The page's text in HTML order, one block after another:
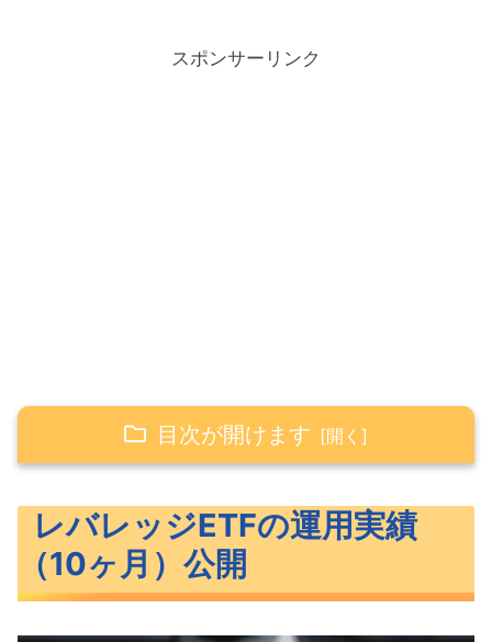
スポンサーリンク
目次が開けます
筆者の保有しているレバレッジETF
レバレッジETFの運用実績
レバレッジETFの運用実績
（10ヶ月）公開